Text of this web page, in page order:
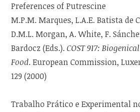
Preferences of Putrescine
M.P.M. Marques, L.A.E. Batista de
D.M.L. Morgan, A. White, F.
Bardocz (Eds.).COST 917:
Food. European Commission,
129 (2000)
Trabalho Prático e Experimental